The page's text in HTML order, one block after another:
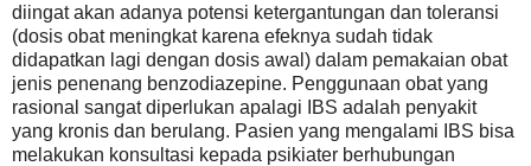
diingat akan adanya potensi ketergantungan dan toleransi
(dosis obat meningkat karena efeknya sudah tidak
didapatkan lagi dengan dosis awal) dalam pemakaian obat
jenis penenang benzodiazepine. Penggunaan obat yang
rasional sangat diperlukan apalagi IBS adalah penyakit
yang kronis dan berulang. Pasien yang mengalami IBS bisa
melakukan konsultasi kepada psikiater berhubungan